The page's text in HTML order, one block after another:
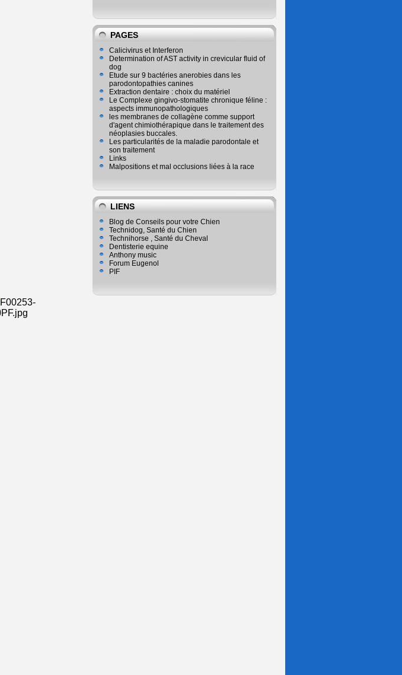
PAGES
Calicivirus et Interferon
Determination of AST activity in crevicular fluid of
dog
Etude sur 9 bactéries anerobies dans les
parodontopathies canines
Extraction dentaire : choix du matériel
Le Complexe gingivo-stomatite chronique féline :
aspects immunopathologiques
les membranes de collagène comme support
d'agent chimiothérapique dans le traitement des
néoplasies buccales.
Les particularités de la maladie parodontale et
son traitement
Links
Malpositions et mal occlusions liées à la race
LIENS
Blog de Conseils pour votre Chien
Technidog, Santé du Chien
Technihorse , Santé du Cheval
Dentisterie equine
Anthony music
Forum Eugenol
PIF